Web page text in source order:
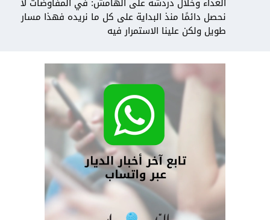
نحصل دائمًا منذ البداية على كل ما نريده فهذا مسار
طويل ولكن علينا الاستمرار فيه